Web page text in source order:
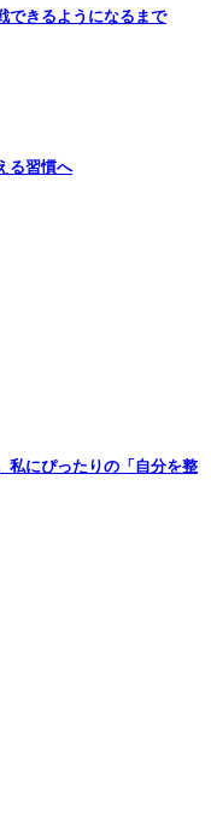
できるようになるまで
る習慣へ
私にぴったりの「自分を整